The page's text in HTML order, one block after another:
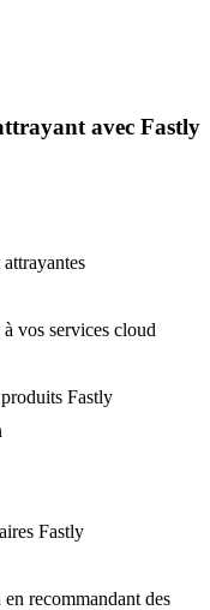
avec Fastly
vos services cloud
Fastly
Fastly
recommandant des